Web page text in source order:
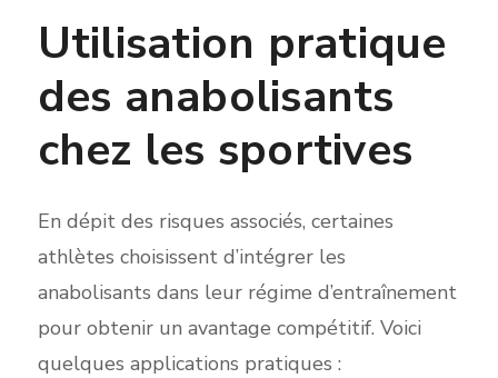
Utilisation pratique
des anabolisants
chez les sportives
En dépit des risques associés, certaines
athlètes choisissent d’intégrer les
anabolisants dans leur régime d’entraînement
pour obtenir un avantage compétitif. Voici
quelques applications pratiques :